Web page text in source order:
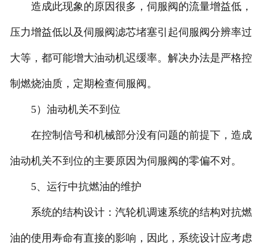
造成此现象的原因很多，伺服阀的流量增益低，
压力增益低以及伺服阀滤芯堵塞引起伺服阀分辨率过
大等，都可能增大油动机迟缓率。解决办法是严格控
制燃烧油质，定期检查伺服阀。
5）油动机关不到位
在控制信号和机械部分没有问题的前提下，造成
油动机关不到位的主要原因为伺服阀的零偏不对。
5、运行中抗燃油的维护
系统的结构设计：汽轮机调速系统的结构对抗燃
油的使用寿命有直接的影响，因此，系统设计应考虑